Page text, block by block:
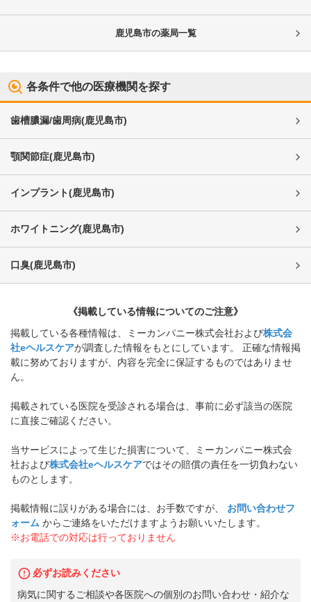
鹿児島市の薬局一覧
各条件で他の医療機関を探す
歯槽膿漏/歯周病(鹿児島市)
顎関節症(鹿児島市)
インプラント(鹿児島市)
ホワイトニング(鹿児島市)
口臭(鹿児島市)
《掲載している情報についてのご注意》
掲載している各種情報は、ミーカンパニー株式会社および株式会
社eヘルスケアが調査した情報をもとにしています。 正確な情報掲
載に努めておりますが、内容を完全に保証するものではありませ
ん。
掲載されている医院を受診される場合は、事前に必ず該当の医院
に直接ご確認ください。
当サービスによって生じた損害について、ミーカンパニー株式会
社および株式会社eヘルスケアではその賠償の責任を一切負わない
ものとします。
掲載情報に誤りがある場合には、お手数ですが、
お問い合わせフ
ォーム からご連絡をいただけますようお願いいたします。
※お電話での対応は行っておりません
必ずお読みください
病気に関するご相談や各医院への個別のお問い合わせ・紹介な